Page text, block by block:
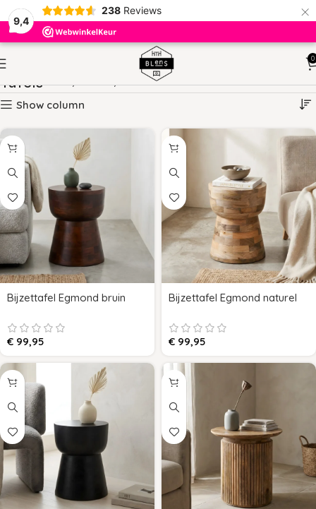
9,4
238 Reviews ×
0
TafelsHOME TAFELS PAGINA 2
Show column
Bijzettafel Egmond bruin
€ 99,95
Bijzettafel Egmond naturel
€ 99,95